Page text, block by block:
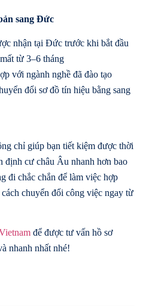
sang Đức
nhận tại Đức trước khi bắt đầu
từ ​​​​​​​​3–6 tháng
với ngành nghề đã đào tạo
đổi sơ đồ tín hiệu bằng sang
chỉ giúp bạn tiết kiệm được thời
định cư châu Âu nhanh hơn bao
đi chắc chắn để làm việc hợp
chuyển đổi công việc ngay từ
để được tư vấn hồ sơ
nhanh nhất nhé!